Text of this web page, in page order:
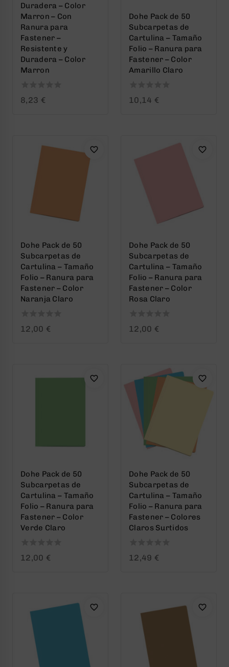
Duradera – Color
Marron – Con
Ranura para
Fastener –
Resistente y
Duradera – Color
Marron
0
8,23 €
Dohe Pack de 50
Subcarpetas de
Cartulina – Tamaño
Folio – Ranura para
Fastener – Color
Amarillo Claro
010,14 €
Dohe Pack de 50
Subcarpetas de
Cartulina – Tamaño
Folio – Ranura para
Fastener – Color
Naranja Claro
012,00 €
Dohe Pack de 50
Subcarpetas de
Cartulina – Tamaño
Folio – Ranura para
Fastener – Color
Rosa Claro
012,00 €
Dohe Pack de 50
Subcarpetas de
Cartulina – Tamaño
Folio – Ranura para
Fastener – Color
Verde Claro
012,00 €
Dohe Pack de 50
Subcarpetas de
Cartulina – Tamaño
Folio – Ranura para
Fastener – Colores
Claros Surtidos
012,49 €